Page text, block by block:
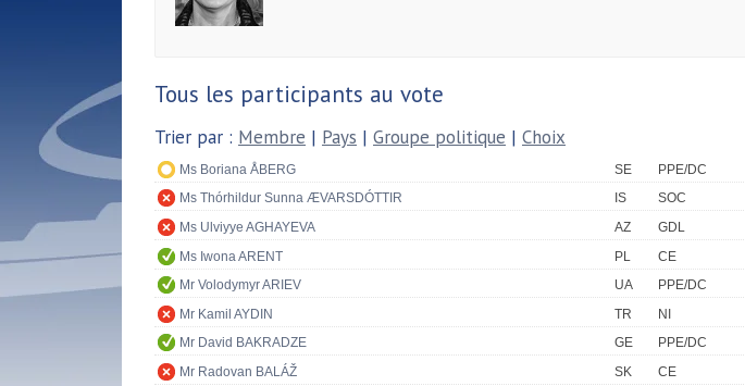
Tous les participants au vote
Trier par : Membre | Pays | Groupe politique | Choix
Ms Boriana ÅBERG SE
PPE/DC
Ms Thórhildur Sunna ÆVARSDÓTTIR
IS
SOC
Ms Ulviyye AGHAYEVA
AZ
GDL
Ms Iwona ARENT
PL
CE
Mr Volodymyr ARIEV
UA
PPE/DC
Mr Kamil AYDIN
TR
NI
Mr David BAKRADZE
GE
PPE/DC
Mr Radovan BALÁŽ
SK
CE